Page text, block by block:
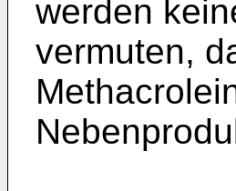
werden
vermuten,